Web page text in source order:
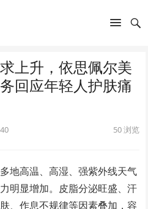
上升，依思佩尔美
回应年轻人护肤痛
50浏览
地高温、高湿、强紫外线天气
明显增加。皮脂分泌旺盛、汗
、作息不规律等因素叠加，容